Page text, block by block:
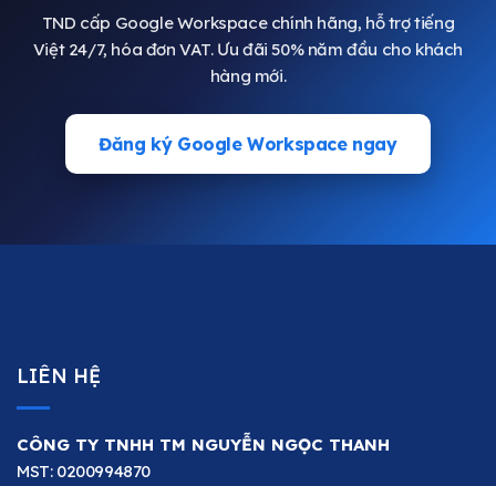
TND cấp Google Workspace chính hãng, hỗ trợ tiếng
Việt 24/7, hóa đơn VAT. Ưu đãi 50% năm đầu cho khách
hàng mới.
Đăng ký Google Workspace ngay
LIÊN HỆ
CÔNG TY TNHH TM NGUYỄN NGỌC THANH
MST: 0200994870